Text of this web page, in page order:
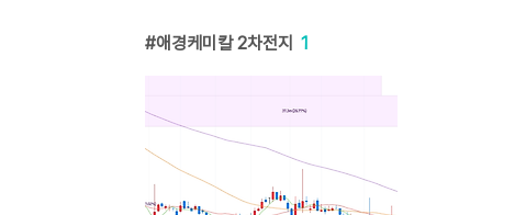
애경케미칼 2차전지 1